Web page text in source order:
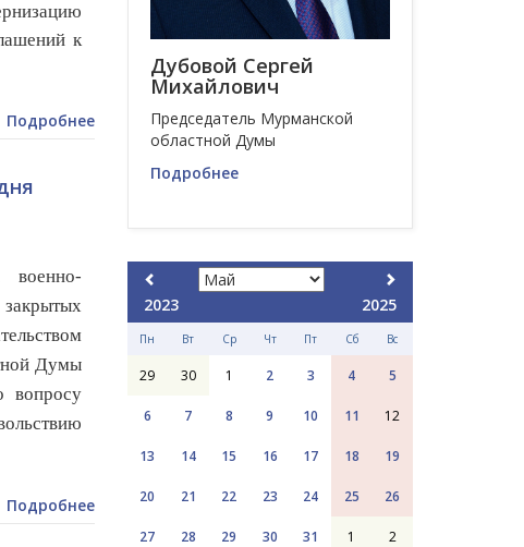
к
Подробнее
Думы
вопросу
Подробнее
Дубовой Сергей
Михайлович
Председатель Мурманской
областной Думы
Подробнее
2023 2025
Пн Вт Ср Чт Пт Сб Вс
29 30 1 2 3 4 5
6 7 8 9 10 11 12
13 14 15 16 17 18 19
20 21 22 23 24 25 26
27 28 29 30 31 1 2